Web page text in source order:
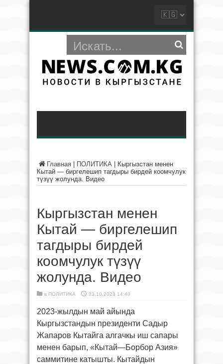
Главная ПОЛИТИКА
Кыргызстан менен
Кытай — биргелешип тагдыры бирдей коомчулук
түзүү жолунда. Видео
Кыргызстан менен
Кытай — биргелешип
тагдыры бирдей
коомчулук түзүү
жолунда. Видео
в ПОЛИТИКА 23.10.2023 14:40
2023-жылдын май айында
Кыргызстандын президенти Садыр
Жапаров Кытайга алгачкы иш сапары
менен барып, «Кытай—Борбор Азия»
саммитине катышты. Кытайдын